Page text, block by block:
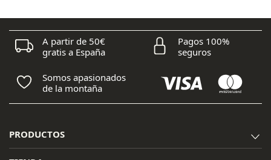
A partir de 50€
gratis a España
Pagos 100%
seguros
Somos apasionados
de la montaña
PRODUCTOS